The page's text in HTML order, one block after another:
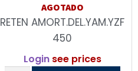
AGOTADO
RETEN AMORT.DEL.YAM.YZF
450
Loginsee prices